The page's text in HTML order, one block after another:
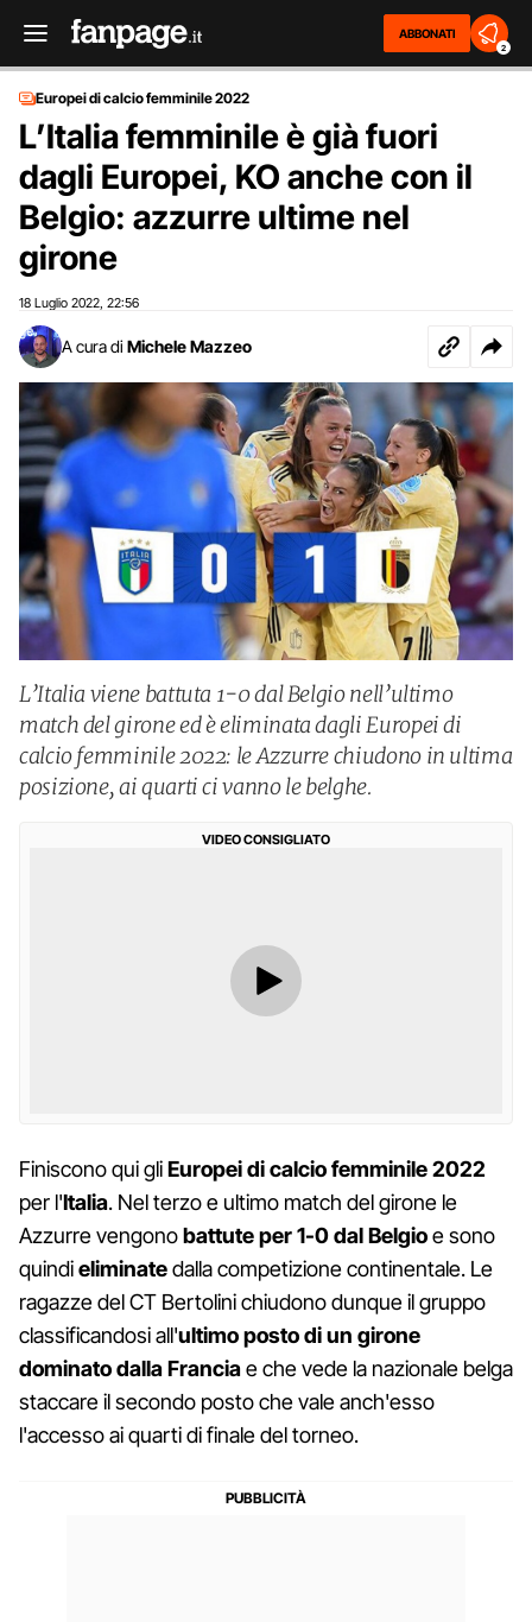
ABBONATI
2
Europei di calcio femminile 2022
L’Italia femminile è già fuori
dagli Europei, KO anche con il
Belgio: azzurre ultime nel
girone
18 Luglio 2022 22:56
A cura di Michele Mazzeo
L’Italia viene battuta 1-0 dal Belgio nell’ultimo
match del girone ed è eliminata dagli Europei di
calcio femminile 2022: le Azzurre chiudono in ultima
posizione, ai quarti ci vanno le belghe.
VIDEO CONSIGLIATO
Finiscono qui gliEuropei di calcio femminile 2022
per l'Italia. Nel terzo e ultimo match del girone le
Azzurre vengonobattute per 1-0 dal Belgioe sono
quindieliminatedalla competizione continentale. Le
ragazze del CT Bertolini chiudono dunque il gruppo
classificandosi all'ultimo posto di un girone
dominato dalla Franciae che vede la nazionale belga
staccare il secondo posto che vale anch'esso
l'accesso ai quarti di finale del torneo.